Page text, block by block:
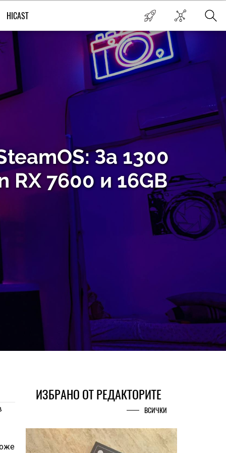
HICAST
За 1300
RX 7600 и 16GB
ИЗБРАНО ОТ РЕДАКТОРИТЕ
ВСИЧКИ